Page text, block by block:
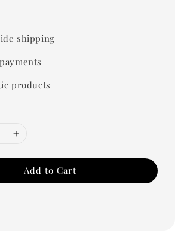
shipping
products
Add to Cart